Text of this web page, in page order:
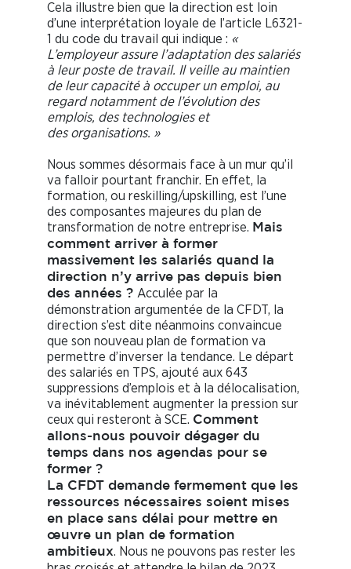
Cela illustre bien que la direction est loin
d’une interprétation loyale de l’article L6321-
1 du code du travail qui indique : «
L’employeur assure l’adaptation des salariés
à leur poste de travail. Il veille au maintien
de leur capacité à occuper un emploi, au
regard notamment de l’évolution des
emplois, des technologies et
des organisations. »
Nous sommes désormais face à un mur qu’il
va falloir pourtant franchir. En effet, la
formation, ou reskilling/upskilling, est l’une
des composantes majeures du plan de
transformation de notre entreprise. Mais
comment arriver à former
massivement les salariés quand la
direction n’y arrive pas depuis bien
des années ? Acculée par la
démonstration argumentée de la CFDT, la
direction s’est dite néanmoins convaincue
que son nouveau plan de formation va
permettre d’inverser la tendance. Le départ
des salariés en TPS, ajouté aux 643
suppressions d’emplois et à la délocalisation,
va inévitablement augmenter la pression sur
ceux qui resteront à SCE. Comment
allons-nous pouvoir dégager du
temps dans nos agendas pour se
former ?
La CFDT demande fermement que les
ressources nécessaires soient mises
en place sans délai pour mettre en
œuvre un plan de formation
ambitieux. Nous ne pouvons pas rester les